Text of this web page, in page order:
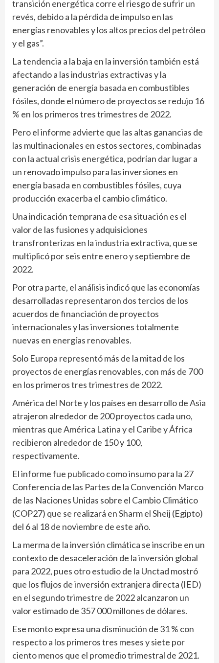
transición energética corre el riesgo de sufrir un
revés, debido a la pérdida de impulso en las
energías renovables y los altos precios del petróleo
y el gas”.
La tendencia a la baja en la inversión también está
afectando a las industrias extractivas y la
generación de energía basada en combustibles
fósiles, donde el número de proyectos se redujo 16
% en los primeros tres trimestres de 2022.
Pero el informe advierte que las altas ganancias de
las multinacionales en estos sectores, combinadas
con la actual crisis energética, podrían dar lugar a
un renovado impulso para las inversiones en
energía basada en combustibles fósiles, cuya
producción exacerba el cambio climático.
Una indicación temprana de esa situación es el
valor de las fusiones y adquisiciones
transfronterizas en la industria extractiva, que se
multiplicó por seis entre enero y septiembre de
2022.
Por otra parte, el análisis indicó que las economías
desarrolladas representaron dos tercios de los
acuerdos de financiación de proyectos
internacionales y las inversiones totalmente
nuevas en energías renovables.
Solo Europa representó más de la mitad de los
proyectos de energías renovables, con más de 700
en los primeros tres trimestres de 2022.
América del Norte y los países en desarrollo de Asia
atrajeron alrededor de 200 proyectos cada uno,
mientras que América Latina y el Caribe y África
recibieron alrededor de 150 y 100,
respectivamente.
El informe fue publicado como insumo para la 27
Conferencia de las Partes de la Convención Marco
de las Naciones Unidas sobre el Cambio Climático
(COP27) que se realizará en Sharm el Sheij (Egipto)
del 6 al 18 de noviembre de este año.
La merma de la inversión climática se inscribe en un
contexto de desaceleración de la inversión global
para 2022, pues otro estudio de la Unctad mostró
que los flujos de inversión extranjera directa (IED)
en el segundo trimestre de 2022 alcanzaron un
valor estimado de 357 000 millones de dólares.
Ese monto expresa una disminución de 31 % con
respecto a los primeros tres meses y siete por
ciento menos que el promedio trimestral de 2021.